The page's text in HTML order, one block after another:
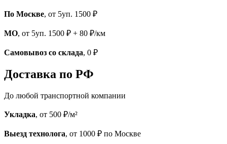
По Москве, от 5уп. 1500 ₽
МО, от 5уп. 1500 ₽ + 80 ₽/км
Самовывоз со склада, 0 ₽
Доставка по РФ
До любой транспортной компании
Укладка, от 500 ₽/м²
Выезд технолога, от 1000 ₽ по Москве